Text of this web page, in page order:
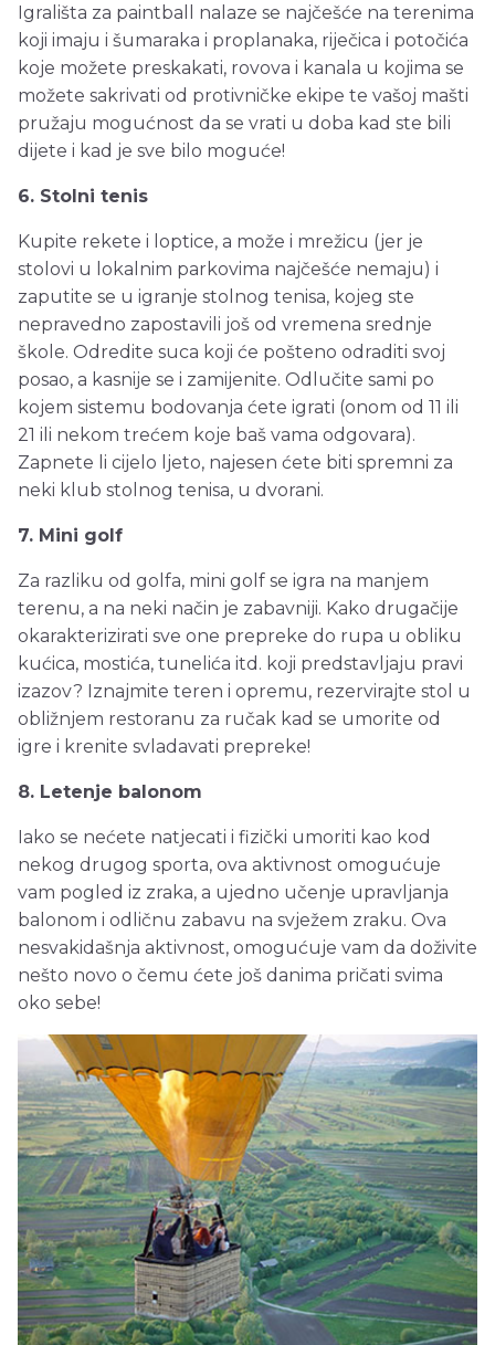
Igrališta za paintball nalaze se najčešće na terenima
koji imaju i šumaraka i proplanaka, riječica i potočića
koje možete preskakati, rovova i kanala u kojima se
možete sakrivati od protivničke ekipe te vašoj mašti
pružaju mogućnost da se vrati u doba kad ste bili
dijete i kad je sve bilo moguće!
6. Stolni tenis
Kupite rekete i loptice, a može i mrežicu (jer je
stolovi u lokalnim parkovima najčešće nemaju) i
zaputite se u igranje stolnog tenisa, kojeg ste
nepravedno zapostavili još od vremena srednje
škole. Odredite suca koji će pošteno odraditi svoj
posao, a kasnije se i zamijenite. Odlučite sami po
kojem sistemu bodovanja ćete igrati (onom od 11 ili
21 ili nekom trećem koje baš vama odgovara).
Zapnete li cijelo ljeto, najesen ćete biti spremni za
neki klub stolnog tenisa, u dvorani.
7. Mini golf
Za razliku od golfa, mini golf se igra na manjem
terenu, a na neki način je zabavniji. Kako drugačije
okarakterizirati sve one prepreke do rupa u obliku
kućica, mostića, tunelića itd. koji predstavljaju pravi
izazov? Iznajmite teren i opremu, rezervirajte stol u
obližnjem restoranu za ručak kad se umorite od
igre i krenite svladavati prepreke!
8. Letenje balonom
Iako se nećete natjecati i fizički umoriti kao kod
nekog drugog sporta, ova aktivnost omogućuje
vam pogled iz zraka, a ujedno učenje upravljanja
balonom i odličnu zabavu na svježem zraku. Ova
nesvakidašnja aktivnost, omogućuje vam da doživite
nešto novo o čemu ćete još danima pričati svima
oko sebe!